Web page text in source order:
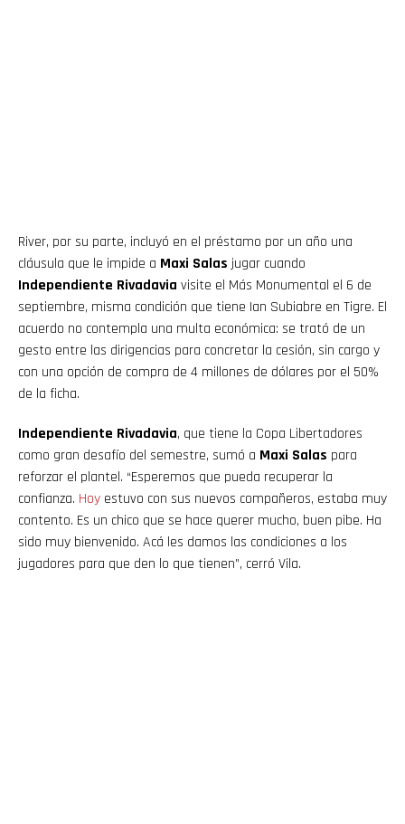
River, por su parte, incluyó en el préstamo por un año una
cláusula que le impide a Maxi Salas jugar cuando
Independiente Rivadavia visite el Más Monumental el 6 de
septiembre, misma condición que tiene Ian Subiabre en Tigre. El
acuerdo no contempla una multa económica: se trató de un
gesto entre las dirigencias para concretar la cesión, sin cargo y
con una opción de compra de 4 millones de dólares por el 50%
de la ficha.
Independiente Rivadavia, que tiene la Copa Libertadores
como gran desafío del semestre, sumó a Maxi Salas para
reforzar el plantel. “Esperemos que pueda recuperar la
confianza. Hoy estuvo con sus nuevos compañeros, estaba muy
contento. Es un chico que se hace querer mucho, buen pibe. Ha
sido muy bienvenido. Acá les damos las condiciones a los
jugadores para que den lo que tienen”, cerró Vila.